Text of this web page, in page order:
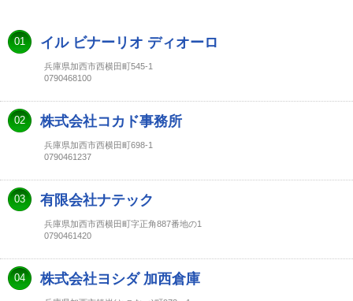
01 イル ビナーリオ ディオーロ
兵庫県加西市西横田町545-1
0790468100
02 株式会社コカド事務所
兵庫県加西市西横田町698-1
0790461237
03 有限会社ナテック
兵庫県加西市西横田町字正角887番地の1
0790461420
04 株式会社ヨシダ 加西倉庫